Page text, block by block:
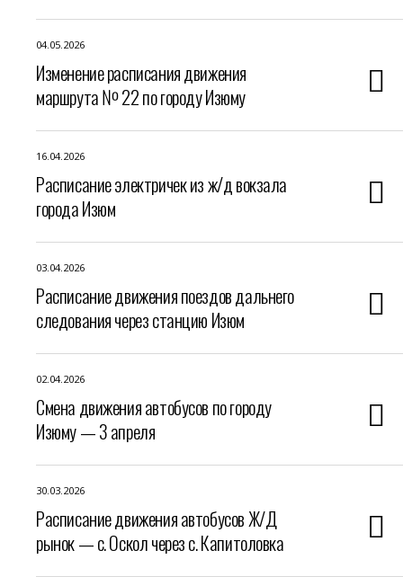
04.05.2026
Изменение расписания движения
маршрута № 22 по городу Изюму
16.04.2026
Расписание электричек из ж/д вокзала
города Изюм
03.04.2026
Расписание движения поездов дальнего
следования через станцию Изюм
02.04.2026
Смена движения автобусов по городу
Изюму — 3 апреля
30.03.2026
Расписание движения автобусов Ж/Д
рынок — с. Оскол через с. Капитоловка